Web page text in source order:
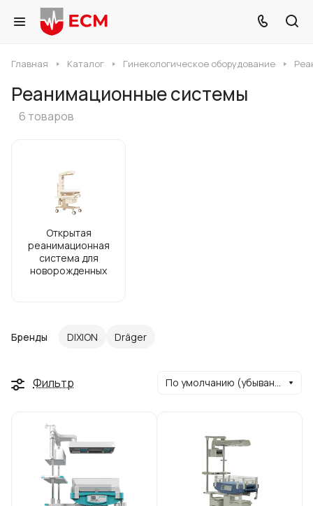
Главная Каталог Гинекологическое оборудование
Реанимационные системы
6 товаров
Открытая
реанимационная
система для
новорожденных
Бренды DIXION Dräger
Фильтр По умолчанию (убывание)